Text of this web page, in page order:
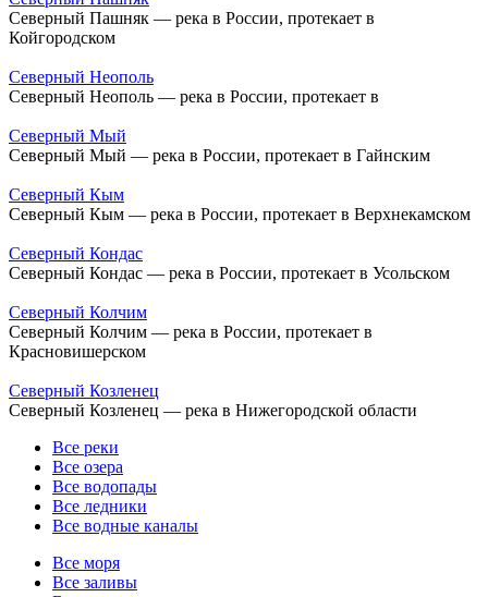
Северный Пашняк — река в России, протекает в
Койгородском
Северный Неополь
Северный Неополь — река в России, протекает в
Северный Мый
Северный Мый — река в России, протекает в Гайнским
Северный Кым
Северный Кым — река в России, протекает в Верхнекамском
Северный Кондас
Северный Кондас — река в России, протекает в Усольском
Северный Колчим
Северный Колчим — река в России, протекает в
Красновишерском
Северный Козленец
Северный Козленец — река в Нижегородской области
Все реки
Все озера
Все водопады
Все ледники
Все водные каналы
Все моря
Все заливы